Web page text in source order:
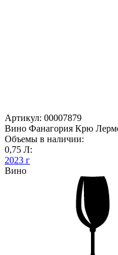
Артикул: 00007879
Вино Фанагория Крю
Объемы в наличии:
0,75 Л:
2023 г
Вино